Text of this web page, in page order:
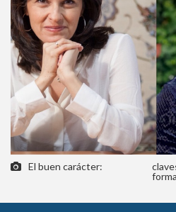
El buen carácter:
claves
forma